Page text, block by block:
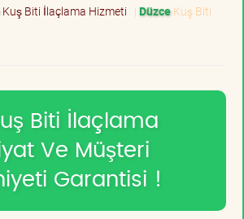
Kuş Biti İlaçlama Hizmeti | DüzceKuş Biti
Biti İlaçlama
Ve Müşteri
Garantisi !